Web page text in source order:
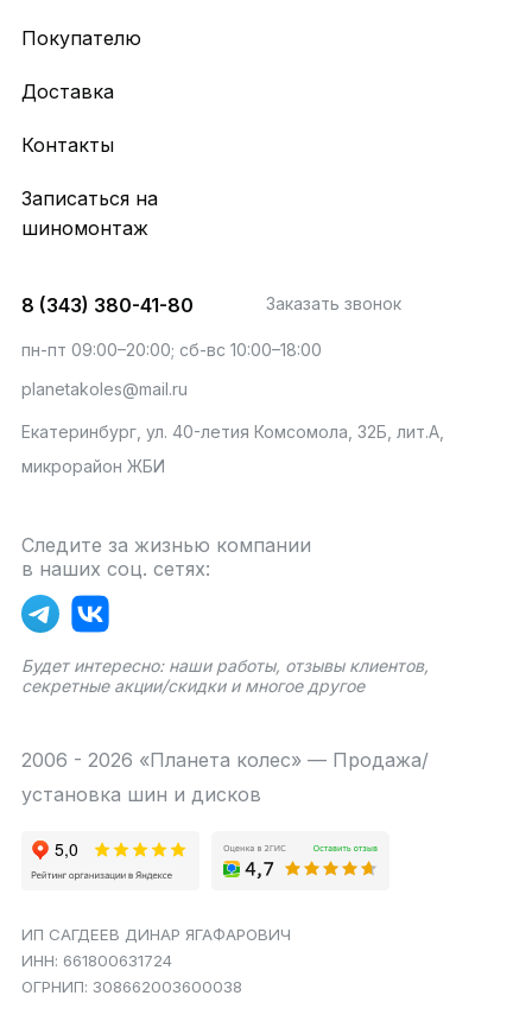
Покупателю
Доставка
Контакты
Записаться на
шиномонтаж
8 (343) 380-41-80 Заказать звонок
пн-пт 09:00–20:00; сб-вс 10:00–18:00
planetakoles@mail.ru
Екатеринбург, ул. 40-летия Комсомола, 32Б, лит.А,
микрорайон ЖБИ
Следите за жизнью компании
в наших соц. сетях:
Будет интересно: наши работы, отзывы клиентов,
секретные акции/скидки и многое другое
2006 - 2026 «Планета колес» — Продажа/
установка шин и дисков
ИП САГДЕЕВ ДИНАР ЯГАФАРОВИЧ
ИНН: 661800631724
ОГРНИП: 308662003600038